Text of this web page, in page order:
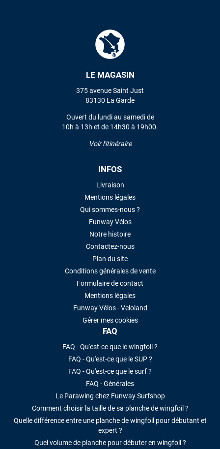
LE MAGASIN
375 avenue Saint Just
83130 La Garde
Ouvert du lundi au samedi de
10h à 13h et de 14h30 à 19h00.
Voir l'itinéraire
INFOS
Livraison
Mentions légales
Qui sommes-nous ?
Funway Vélos
Notre histoire
Contactez-nous
Plan du site
Conditions générales de vente
Formulaire de contact
Mentions légales
Funway Vélos - Veloland
Gérer mes cookies
FAQ
FAQ - Qu'est-ce que le wingfoil ?
FAQ - Qu'est-ce que le SUP ?
FAQ - Qu'est-ce que le surf ?
FAQ - Générales
Le Parawing chez Funway Surfshop
Comment choisir la taille de sa planche de wingfoil ?
Quelle différence entre une planche de wingfoil pour débutant et
expert ?
Quel volume de planche pour débuter en wingfoil ?
VOIR TOUS LES AVIS
LAISSER UN AVIS